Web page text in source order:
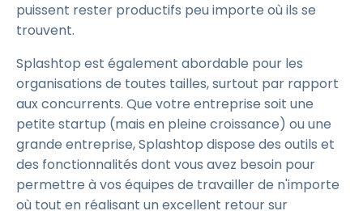
puissent rester productifs peu importe où ils se
trouvent.
Splashtop est également abordable pour les
organisations de toutes tailles, surtout par rapport
aux concurrents. Que votre entreprise soit une
petite startup (mais en pleine croissance) ou une
grande entreprise, Splashtop dispose des outils et
des fonctionnalités dont vous avez besoin pour
permettre à vos équipes de travailler de n'importe
où tout en réalisant un excellent retour sur